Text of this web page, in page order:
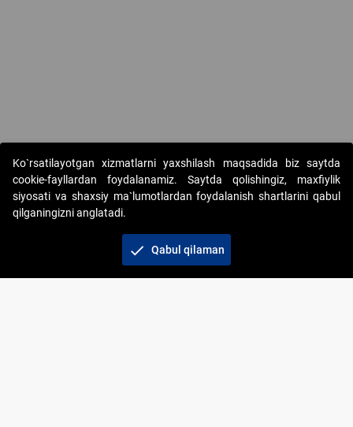
Copyright © 2017-2026. "Elektron onlayn-auksionlarni tashkil etish"
AJ. Barcha huquqlar himoyalangan
+998 71 202-21-11
Ko`rsatilayotgan xizmatlarni yaxshilash maqsadida biz saytda
cookie-fayllardan foydalanamiz. Saytda qolishingiz, maxfiylik
siyosati va shaxsiy ma`lumotlardan foydalanish shartlarini qabul
qilganingizni anglatadi.
check Qabul qilaman